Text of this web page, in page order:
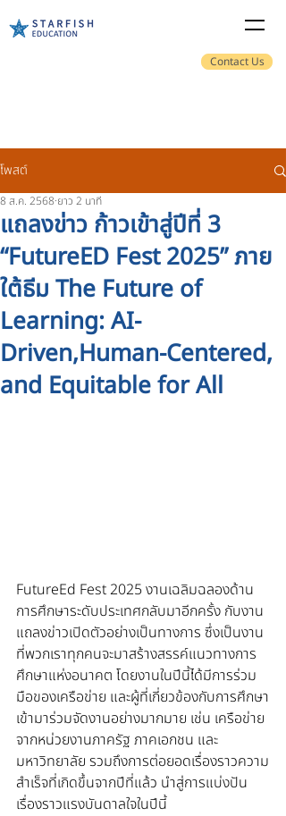
Contact Us
โพสต์
แถลงข่าว ก้าวเข้าสู่ปีที่ 3
“FutureED Fest 2025” ภาย
ใต้ธีม The Future of
Learning: AI-
Driven,Human-Centered,
and Equitable for All
8 ส.ค. 2568 ยาว 2 นาที
FutureEd Fest 2025 งานเฉลิมฉลองด้าน
การศึกษาระดับประเทศกลับมาอีกครั้ง กับงาน
แถลงข่าวเปิดตัวอย่างเป็นทางการ ซึ่งเป็นงาน
ที่พวกเราทุกคนจะมาสร้างสรรค์แนวทางการ
ศึกษาแห่งอนาคต โดยงานในปีนี้ได้มีการร่วม
มือของเครือข่าย และผู้ที่เกี่ยวข้องกับการศึกษา
เข้ามาร่วมจัดงานอย่างมากมาย เช่น เครือข่าย
จากหน่วยงานภาครัฐ ภาคเอกชน และ
มหาวิทยาลัย รวมถึงการต่อยอดเรื่องราวความ
สำเร็จที่เกิดขึ้นจากปีที่แล้ว นำสู่การแบ่งปัน
เรื่องราวแรงบันดาลใจในปีนี้